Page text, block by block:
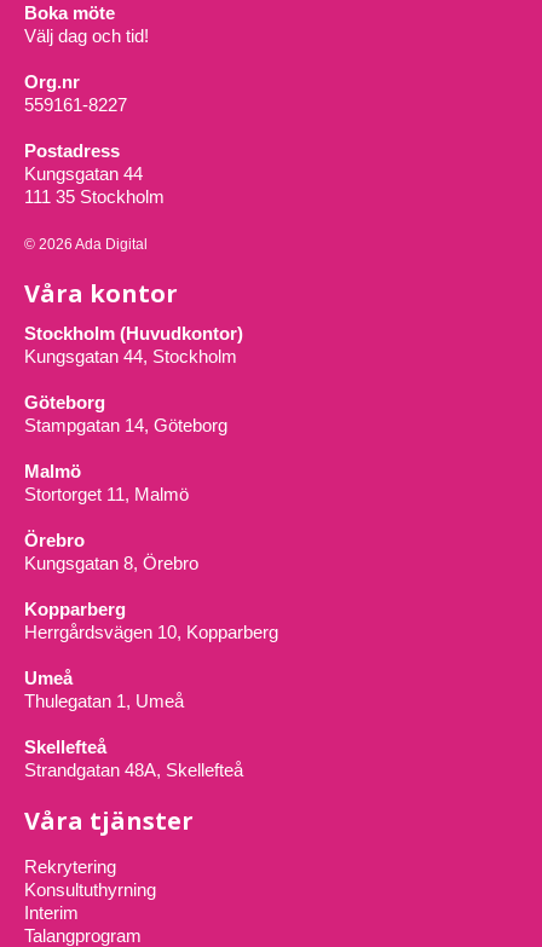
Boka möte
Välj dag och tid!
Org.nr
559161-8227
Postadress
Kungsgatan 44
111 35 Stockholm
© 2026 Ada Digital
Våra kontor
Stockholm (Huvudkontor)
Kungsgatan 44, Stockholm
Göteborg
Stampgatan 14, Göteborg
Malmö
Stortorget 11, Malmö
Örebro
Kungsgatan 8, Örebro
Kopparberg
Herrgårdsvägen 10, Kopparberg
Umeå
Thulegatan 1, Umeå
Skellefteå
Strandgatan 48A, Skellefteå
Våra tjänster
Rekrytering
Konsultuthyrning
Interim
Talangprogram